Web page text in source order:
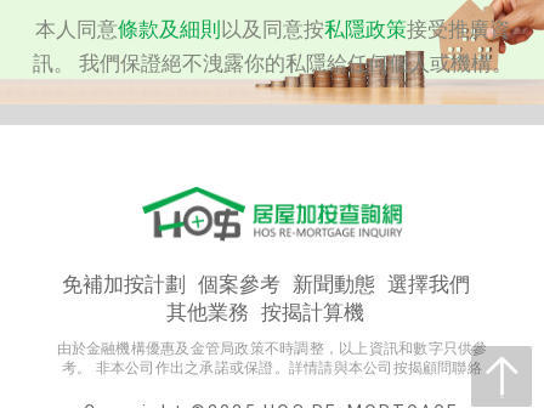
本人同意條款及細則 以及同意按私隱政策接受推廣資
訊。 我們保證絕不洩露你的私隱給任何個人或機構。
免補加按計劃 個案參考 新聞動態 選擇我們
其他業務 按揭計算機
由於金融機構優惠及金管局政策不時調整，以上資訊和數字只供參
考。 非本公司作出之承諾或保證。詳情請與本公司按揭顧問聯絡